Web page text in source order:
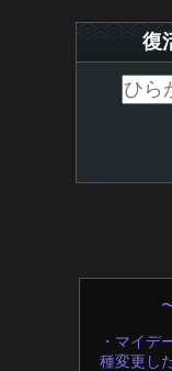
復
・マイデ
種変更し